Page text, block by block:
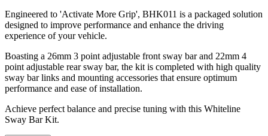
Engineered to 'Activate More Grip', BHK011 is a packaged solution
designed to improve performance and enhance the driving
experience of your vehicle.
Boasting a 26mm 3 point adjustable front sway bar and 22mm 4
point adjustable rear sway bar, the kit is completed with high quality
sway bar links and mounting accessories that ensure optimum
performance and ease of installation.
Achieve perfect balance and precise tuning with this Whiteline
Sway Bar Kit.